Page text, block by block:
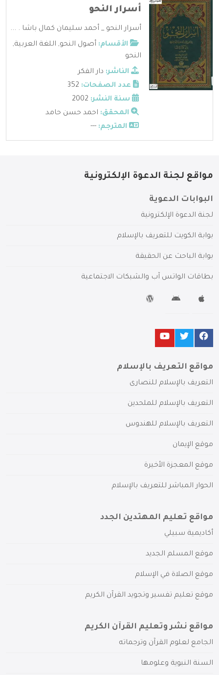
أسرار النحو
أسرار النحو _ أحمد سليمان كمال باشا . ...
الأقسام: أصول النحو, اللغة العربية,
النحو
الناشر: دار الفكر
عدد الصفحات:
سنة النشر:
المحقق: احمد حسن حامد
المترجم: ---
مواقع لجنة الدعوة الإلكترونية
البوابات الدعوية
لجنة الدعوة الإلكترونية
بوابة الكويت للتعريف بالإسلام
بوابة الباحث عن الحقيقة
بطاقات الواتس آب والشبكات الاجتماعية
مواقع التعريف بالإسلام
التعريف بالإسلام للنصارى
التعريف بالإسلام للملحدين
التعريف بالإسلام للهندوس
موقع الإيمان
موقع المعجزة الأخيرة
الحوار المباشر للتعريف بالإسلام
مواقع تعليم المهتدين الجدد
أكاديمية سبيلي
موقع المسلم الجديد
موقع الصلاة في الإسلام
موقع تعليم تفسير وتجويد القرآن الكريم
مواقع نشر وتعليم القرآن الكريم
الجامع لعلوم القرآن وترجماته
السنة النبوية وعلومها